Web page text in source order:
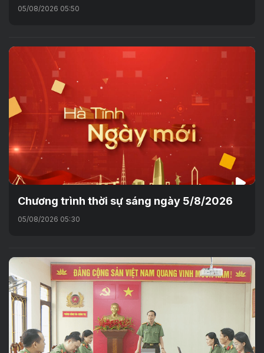
05/08/2026 05:50
Chương trình thời sự sáng ngày 5/8/2026
05/08/2026 05:30